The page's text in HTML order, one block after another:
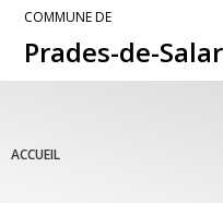
COMMUNE DE
Prades-de-
ACCUEIL